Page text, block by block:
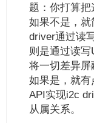
题：你打算
如果不是，
driver通过读
则是通过读
将一切差异屏
如果是，就
API实现i2c
从属关系。